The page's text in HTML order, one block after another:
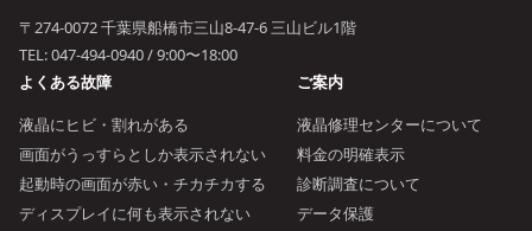
〒274-0072 千葉県船橋市三山8-47-6 三山ビル1階
TEL:047-494-0940/ 9:00〜18:00
よくある故障
液晶にヒビ・割れがある
画面がうっすらとしか表示されない
起動時の画面が赤い・チカチカする
ディスプレイに何も表示されない
ご案内
液晶修理センターについて
料金の明確表示
診断調査について
データ保護